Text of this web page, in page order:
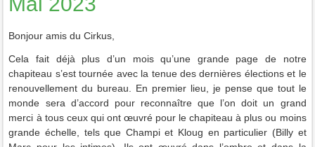
Bonjour amis du Cirkus,
Cela fait déjà plus d’un mois qu’une grande page de notre
chapiteau s’est tournée avec la tenue des dernières élections et le
renouvellement du bureau. En premier lieu, je pense que tout le
monde sera d’accord pour reconnaître que l’on doit un grand
merci à tous ceux qui ont œuvré pour le chapiteau à plus ou moins
grande échelle, tels que Champi et Kloug en particulier (Billy et